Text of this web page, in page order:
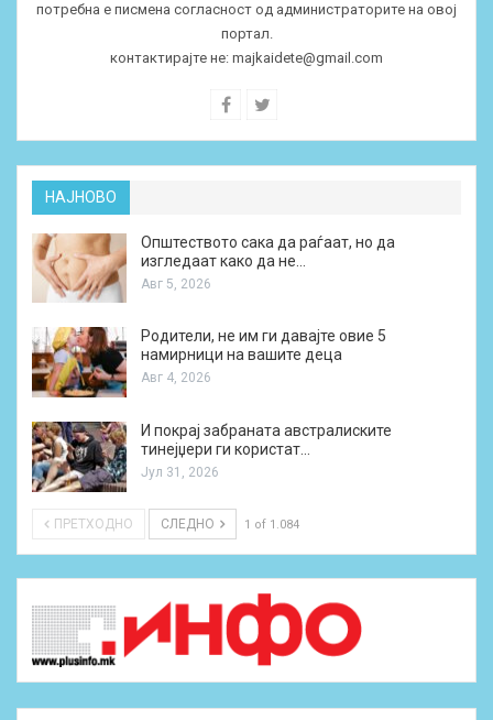
потребна е писмена согласност од администраторите на овој
портал.
контактирајте не: majkaidete@gmail.com
НАЈНОВО
Општеството сака да раѓаат, но да
изгледаат како да не…
Авг 5, 2026
Родители, не им ги давајте овие 5
намирници на вашите деца
Авг 4, 2026
И покрај забраната австралиските
тинејџери ги користат…
Јул 31, 2026
ПРЕТХОДНО СЛЕДНО 1 of 1.084